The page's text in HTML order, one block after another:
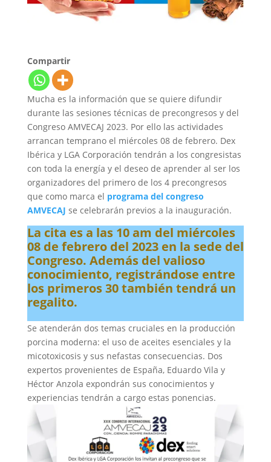
Compartir
Mucha es la información que se quiere difundir
durante las sesiones técnicas de precongresos y del
Congreso AMVECAJ 2023. Por ello las actividades
arrancan temprano el miércoles 08 de febrero. Dex
Ibérica y LGA Corporación tendrán a los congresistas
con toda la energía y el deseo de aprender al ser los
organizadores del primero de los 4 precongresos
que como marca el programa del congreso
AMVECAJ se celebrarán previos a la inauguración.
La cita es a las 10 am del miércoles
08 de febrero del 2023 en la sede del
Congreso. Además del valioso
conocimiento, registrándose entre
los primeros 30 también tendrá un
regalito.
Se atenderán dos temas cruciales en la producción
porcina moderna: el uso de aceites esenciales y la
micotoxicosis y sus nefastas consecuencias. Dos
expertos provenientes de España, Eduardo Vila y
Héctor Anzola expondrán sus conocimientos y
experiencias tendrán a cargo estas ponencias.